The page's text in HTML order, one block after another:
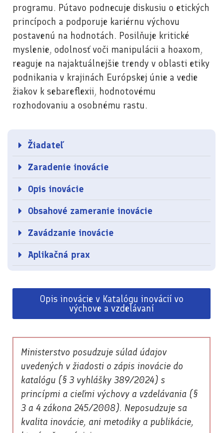
programu. Pútavo podnecuje diskusiu o etických
princípoch a podporuje kariérnu výchovu
postavenú na hodnotách. Posilňuje kritické
myslenie, odolnosť voči manipulácii a hoaxom,
reaguje na najaktuálnejšie trendy v oblasti etiky
podnikania v krajinách Európskej únie a vedie
žiakov k sebareflexii, hodnotovému
rozhodovaniu a osobnému rastu.
Žiadateľ
Zaradenie inovácie
Opis inovácie
Obsahové zameranie inovácie
Zavádzanie inovácie
Aplikačná prax
Opis inovácie v Katalógu inovácií vo
výchove a vzdelávaní
Ministerstvo posudzuje súlad údajov
uvedených v žiadosti o zápis inovácie do
katalógu (§ 3 vyhlášky 389/2024) s
princípmi a cieľmi výchovy a vzdelávania (§
3 a 4 zákona 245/2008). Neposudzuje sa
kvalita inovácie, ani metodiky a publikácie,